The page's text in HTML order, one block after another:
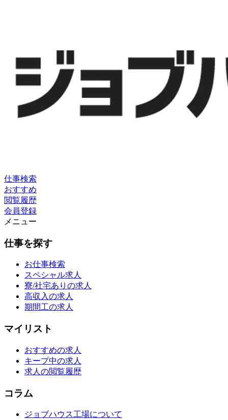
仕事検索
おすすめ
閲覧履歴
会員登録
メニュー
仕事を探す
お仕事検索
スペシャル求人
寮/社宅ありの求人
高収入の求人
期間工の求人
マイリスト
おすすめの求人
キープ中の求人
求人の閲覧履歴
コラム
ジョブハウス工場について